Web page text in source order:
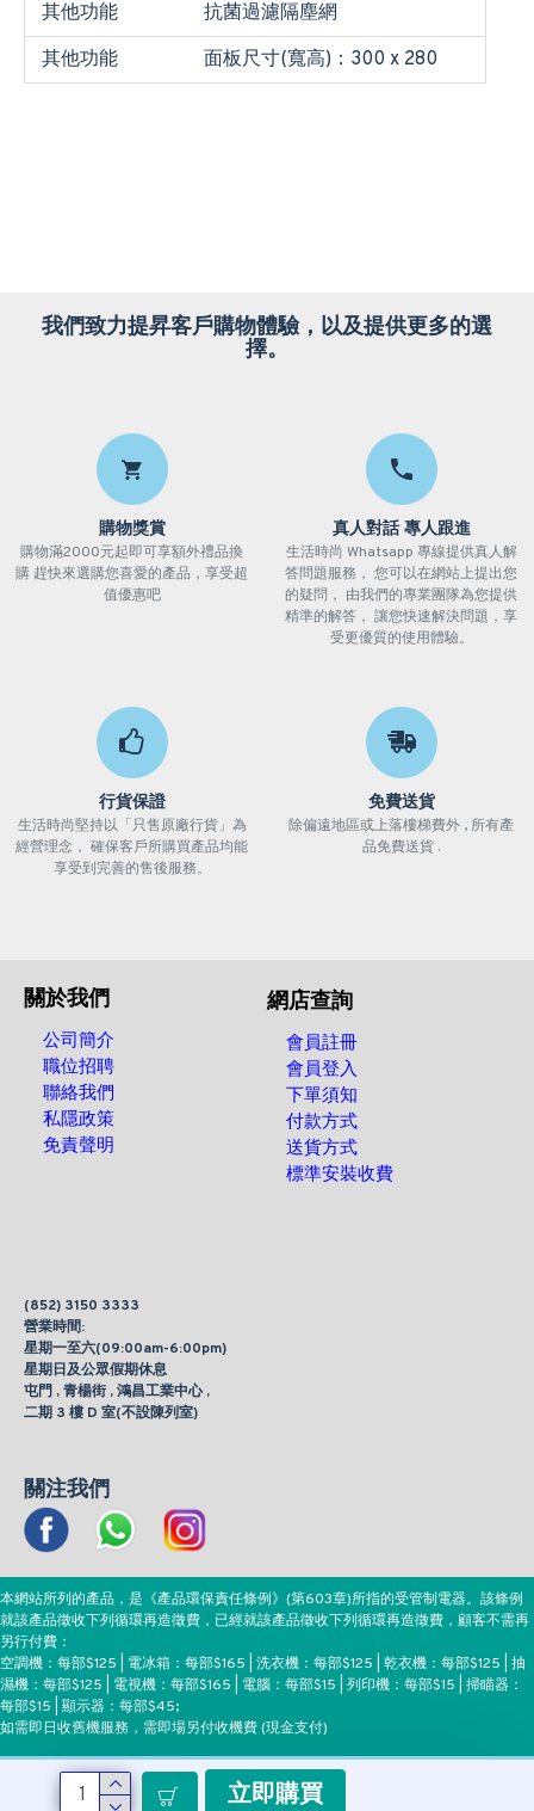
立即購買
其他功能
抗菌過濾隔塵網
其他功能
面板尺寸(寬高)：300 x 280
我們致力提昇客戶購物體驗，以及提供更多的選
擇。
購物獎賞
購物滿2000元起即可享額外禮品換
購 趕快來選購您喜愛的產品，享受超
值優惠吧
真人對話 專人跟進
生活時尚 Whatsapp 專線提供真人解
答問題服務， 您可以在網站上提出您
的疑問， 由我們的專業團隊為您提供
精準的解答， 讓您快速解決問題，享
受更優質的使用體驗。
行貨保證
生活時尚堅持以「只售原廠行貨」為
經營理念， 確保客戶所購買產品均能
享受到完善的售後服務。
免費送貨
除偏遠地區或上落樓梯費外 , 所有產
品免費送貨 .
關於我們
公司簡介
職位招聘
聯絡我們
私隱政策
免責聲明
網店查詢
會員註冊
會員登入
下單須知
付款方式
送貨方式
標準安裝收費
(852) 3150 3333
營業時間:
星期一至六(09:00am-6:00pm)
星期日及公眾假期休息
屯門 , 青楊街 , 鴻昌工業中心 ,
二期 3 樓 D 室(不設陳列室)
關注我們
本網站所列的產品，是《產品環保責任條例》(第603章)所指的受管制電器。該條例
就該產品徵收下列循環再造徵費，已經就該產品徵收下列循環再造徵費，顧客不需再
另行付費：
空調機：每部$125 | 電冰箱：每部$165 | 洗衣機：每部$125 | 乾衣機：每部$125 | 抽
濕機：每部$125 | 電視機：每部$165 | 電腦：每部$15 | 列印機：每部$15 | 掃瞄器：
每部$15 | 顯示器：每部$45;
如需即日收舊機服務，需即場另付收機費 (現金支付)